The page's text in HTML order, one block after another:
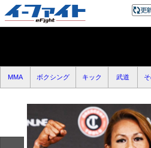
MMA ボクシング キック 武道